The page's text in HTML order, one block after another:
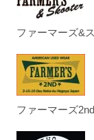
ファーマーズ&
ファーマーズ